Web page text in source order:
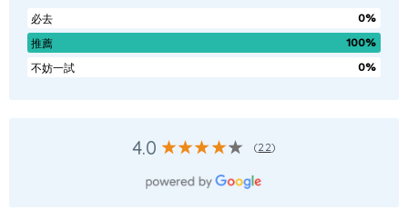
必去
0%
推薦
100%
不妨一試
0%
4.0 (22)